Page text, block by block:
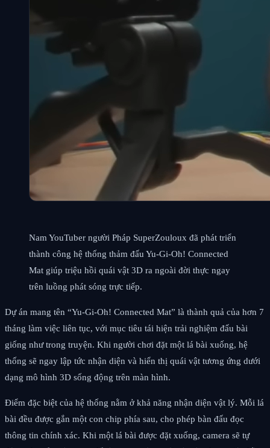
Nam YouTuber người Pháp SuperZouloux đã phát triển
thành công hệ thống thảm đấu Yu-Gi-Oh! Connected
Mat giúp triệu hồi quái vật 3D ra ngoài đời thực ngay
trên luồng phát sóng trực tiếp.
Dự án mang tên “Yu-Gi-Oh! Connected Mat” là thành quả của hơn 7
tháng làm việc liên tục, với mục tiêu tái hiện trải nghiệm đấu bài
giống như trong truyện. Khi người chơi đặt một lá bài xuống, hệ
thống sẽ ngay lập tức nhận diện và hiển thị quái vật tương ứng dưới
dạng mô hình 3D sống động trên màn hình.
Điểm đặc biệt của hệ thống nằm ở khả năng nhận diện vật lý. Mỗi lá
bài đều được gắn một con chip phía sau, cho phép bàn đấu đọc
thông tin chính xác. Khi một lá bài được đặt xuống, camera sẽ tự